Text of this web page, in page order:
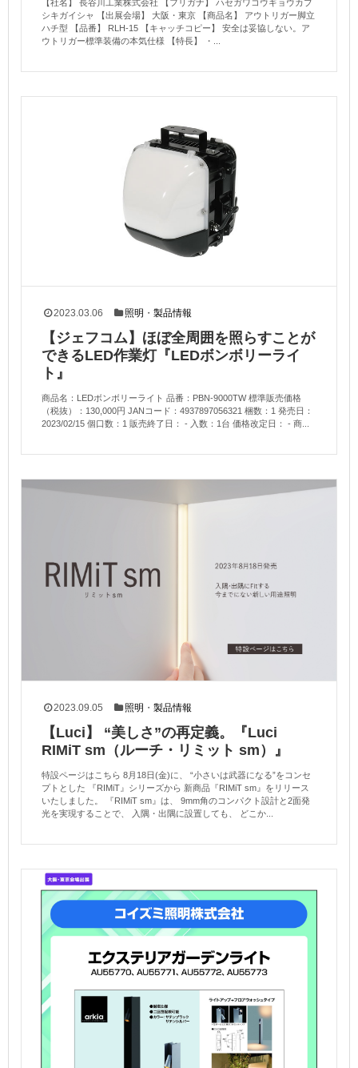
【社名】 長谷川工業株式会社 【フリガナ】 ハセガワコウギョウカブ
シキガイシャ 【出展会場】 大阪・東京 【商品名】 アウトリガー脚立
ハチ型 【品番】 RLH-15 【キャッチコピー】 安全は妥協しない。ア
ウトリガー標準装備の本気仕様 【特長】 ・...
2023.03.06 照明 ・製品情報
【ジェフコム】ほぼ全周囲を照らすことが
できるLED作業灯『LEDボンボリーライ
ト』
商品名：LEDボンボリーライト 品番：PBN-9000TW 標準販売価格
（税抜）：130,000円 JANコード：4937897056321 梱数：1 発売日：
2023/02/15 個口数：1 販売終了日： - 入数：1台 価格改定日： - 商...
2023.09.05 照明 ・製品情報
【Luci】 “美しさ”の再定義。『Luci
RIMiT sm（ルーチ・リミット sm）』
特設ページはこちら 8月18日(金)に、 “小さいは武器になる”をコンセ
プトとした 『RIMiT』シリーズから 新商品『RIMiT sm』をリリース
いたしました。 『RIMiT sm』は、 9mm角のコンパクト設計と2面発
光を実現することで、 入隅・出隅に設置しても、 どこか...